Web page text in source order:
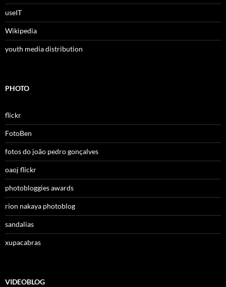
useIT
Wikipedia
youth media distribution
PHOTO
flickr
FotoBen
fotos do joão pedro gonçalves
oaoj flickr
photobloggies awards
rion nakaya photoblog
sandalias
xupacabras
VIDEOBLOG